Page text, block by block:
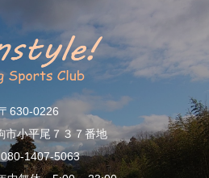
630-0226
市小平尾７３７番地
1407-5063